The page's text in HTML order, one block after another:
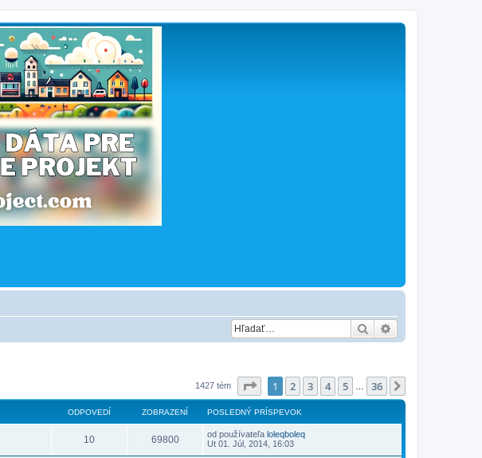
Hľadať
1427 tém Strana1 z36
1 2 3 4 5 36
ODPOVEDÍ ZOBRAZENÍ POSLEDNÝ PRÍSPEVOK
10 69800 od používateľa loleqboleq
Ut 01. Júl, 2014, 16:03